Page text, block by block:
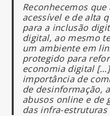
Reconhecemos
acessível e de alta
para a inclusão
digital, ao mesmo
um ambiente em
protegido para
economia digital
importância de
de desinformação,
abusos onlinee de
das infra-